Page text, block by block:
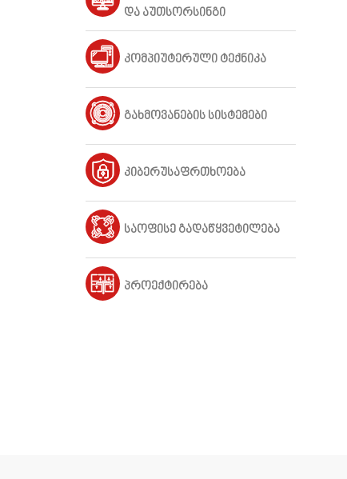
და აუთსორსინგი
კომპიუტერული ტექნიკა
გახმოვანების სისტემები
კიბერუსაფრთხოება
საოფისე გადაწყვეტილება
პროექტირება